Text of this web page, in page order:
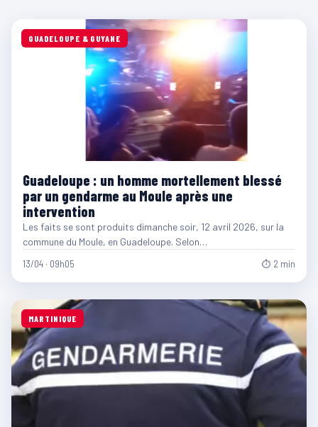
GUADELOUPE & GUYANE
Guadeloupe : un homme mortellement blessé
par un gendarme au Moule après une
intervention
Les faits se sont produits dimanche soir, 12 avril 2026, sur la
commune du Moule, en Guadeloupe. Selon…
13/04 · 09h05 ⏱ 2 min
MARTINIQUE